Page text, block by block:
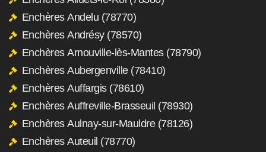
Enchères Andelu (78770)
Enchères Andrésy (78570)
Enchères Arnouville-lès-Mantes (78790)
Enchères Aubergenville (78410)
Enchères Auffargis (78610)
Enchères Auffreville-Brasseuil (78930)
Enchères Aulnay-sur-Mauldre (78126)
Enchères Auteuil (78770)